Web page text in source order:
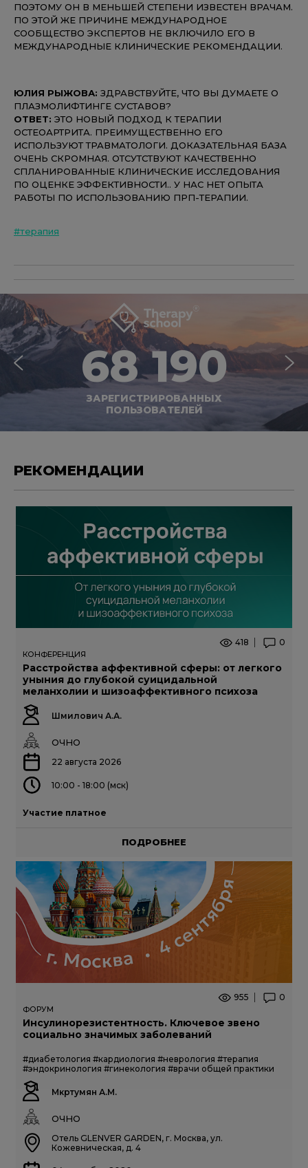
ПОЭТОМУ ОН В МЕНЬШЕЙ СТЕПЕНИ ИЗВЕСТЕН ВРАЧАМ.
ПО ЭТОЙ ЖЕ ПРИЧИНЕ МЕЖДУНАРОДНОЕ
СООБЩЕСТВО ЭКСПЕРТОВ НЕ ВКЛЮЧИЛО ЕГО В
МЕЖДУНАРОДНЫЕ КЛИНИЧЕСКИЕ РЕКОМЕНДАЦИИ.
ЮЛИЯ РЫЖОВА: ЗДРАВСТВУЙТЕ, ЧТО ВЫ ДУМАЕТЕ О
ПЛАЗМОЛИФТИНГЕ СУСТАВОВ?
ОТВЕТ: ЭТО НОВЫЙ ПОДХОД К ТЕРАПИИ
ОСТЕОАРТРИТА. ПРЕИМУЩЕСТВЕННО ЕГО
ИСПОЛЬЗУЮТ ТРАВМАТОЛОГИ. ДОКАЗАТЕЛЬНАЯ БАЗА
ОЧЕНЬ СКРОМНАЯ. ОТСУТСТВУЮТ КАЧЕСТВЕННО
СПЛАНИРОВАННЫЕ КЛИНИЧЕСКИЕ ИССЛЕДОВАНИЯ
ПО ОЦЕНКЕ ЭФФЕКТИВНОСТИ.. У НАС НЕТ ОПЫТА
РАБОТЫ ПО ИСПОЛЬЗОВАНИЮ ПРП-ТЕРАПИИ.
#терапия
68 190
ЗАРЕГИСТРИРОВАННЫХ
ПОЛЬЗОВАТЕЛЕЙ
РЕКОМЕНДАЦИИ
418 0
КОНФЕРЕНЦИЯ
Расстройства аффективной сферы: от легкого
уныния до глубокой суицидальной
меланхолии и шизоаффективного психоза
Шмилович А.А.
ОЧНО
22 августа 2026
10:00 - 18:00 (мск)
Участие платное
ПОДРОБНЕЕ
955 0
ФОРУМ
Инсулинорезистентность. Ключевое звено
социально значимых заболеваний
#диабетология #кардиология #неврология #терапия
#эндокринология #гинекология #врачи общей практики
Мкртумян А.М.
ОЧНО
Отель GLENVER GARDEN, г. Москва, ул.
Кожевническая, д. 4